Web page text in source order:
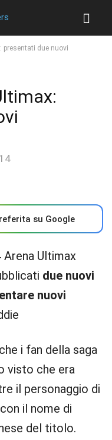
presentati due nuovi
su Google
Arena Ultimax
due nuovi
nuovi
i fan della saga
visto che era
il personaggio di
il nome di
del titolo.